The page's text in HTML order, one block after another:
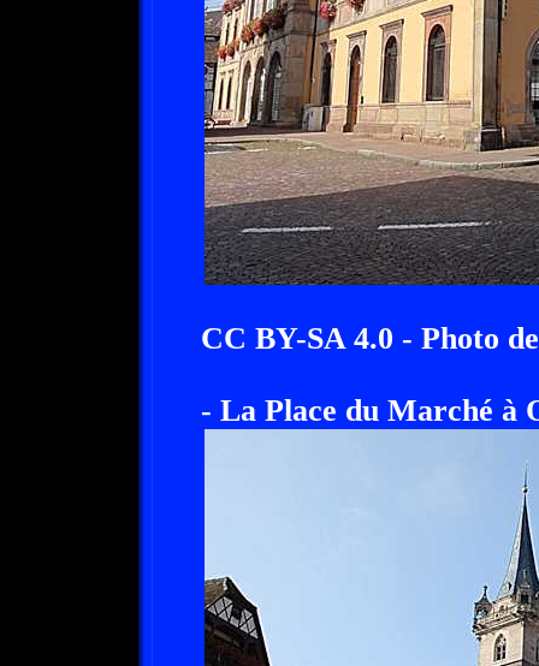
CC BY-SA 4.0 - Photo
- La Place du Marché à